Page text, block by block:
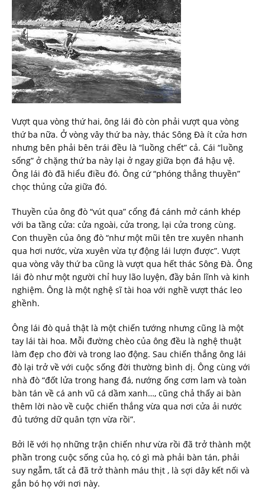
Vượt qua vòng thứ hai, ông lái đò còn phải vượt qua vòng
thứ ba nữa. Ở vòng vây thứ ba này, thác Sông Đà ít cửa hơn
nhưng bên phải bên trái đều là “luồng chết” cả. Cái “luồng
sống” ở chặng thứ ba này lại ở ngay giữa bọn đá hậu vệ.
Ông lái đò đã hiểu điều đó. Ông cứ “phóng thẳng thuyền”
chọc thủng cửa giữa đó.
Thuyền của ông đò “vút qua” cổng đá cánh mở cánh khép
với ba tầng cửa: cửa ngoài, cửa trong, lại cửa trong cùng.
Con thuyền của ông đò “như một mũi tên tre xuyên nhanh
qua hơi nước, vừa xuyên vừa tự động lái lượn được”. Vượt
qua vòng vây thứ ba cũng là vượt qua hết thác Sông Đà. Ông
lái đò như một người chỉ huy lão luyện, đầy bản lĩnh và kinh
nghiệm. Ông là một nghệ sĩ tài hoa với nghề vượt thác leo
ghềnh.
Ông lái đò quả thật là một chiến tướng nhưng cũng là một
tay lái tài hoa. Mỗi đường chèo của ông đều là nghệ thuật
làm đẹp cho đời và trong lao động. Sau chiến thắng ông lái
đò lại trở về với cuộc sống đời thường bình dị. Ông cùng với
nhà đò “đốt lửa trong hang đá, nướng ống cơm lam và toàn
bàn tán về cá anh vũ cá dầm xanh…, cũng chả thấy ai bàn
thêm lời nào về cuộc chiến thắng vừa qua nơi cửa ải nước
đủ tướng dữ quân tợn vừa rồi”.
Bởi lẽ với họ những trận chiến như vừa rồi đã trở thành một
phần trong cuộc sống của họ, có gì mà phải bàn tán, phải
suy ngẫm, tất cả đã trở thành máu thịt , là sợi dây kết nối và
gắn bó họ với nơi này.